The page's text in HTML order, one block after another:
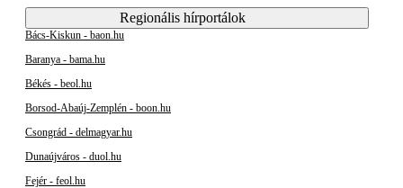
Regionális hírportálok
Bács-Kiskun - baon.hu
Baranya - bama.hu
Békés - beol.hu
Borsod-Abaúj-Zemplén - boon.hu
Csongrád - delmagyar.hu
Dunaújváros - duol.hu
Fejér - feol.hu